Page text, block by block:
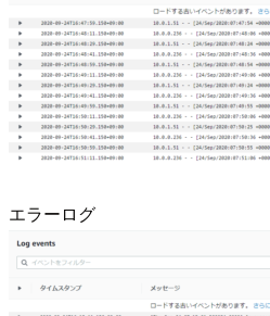
エラーログ